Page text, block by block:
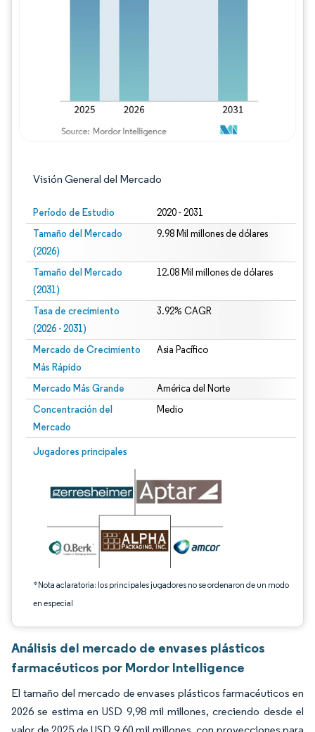
Visión General del Mercado
Período de Estudio 2020 - 2031
Tamaño del Mercado
(2026)
9.98 Mil millones de dólares
Tamaño del Mercado
(2031)
12.08 Mil millones de dólares
Tasa de crecimiento
(2026 - 2031)
3.92% CAGR
Mercado de Crecimiento
Más Rápido
Asia Pacífico
Mercado Más Grande América del Norte
Concentración del
Mercado
Medio
Jugadores principales
*Nota aclaratoria: los principales jugadores no se ordenaron de un modo
en especial
Imagen © Mordor Intelligence. El uso requiere atribución según CC BY 4.0.
Análisis del mercado de envases plásticos
farmacéuticos por Mordor Intelligence
El tamaño del mercado de envases plásticos farmacéuticos en
2026 se estima en USD 9,98 mil millones, creciendo desde el